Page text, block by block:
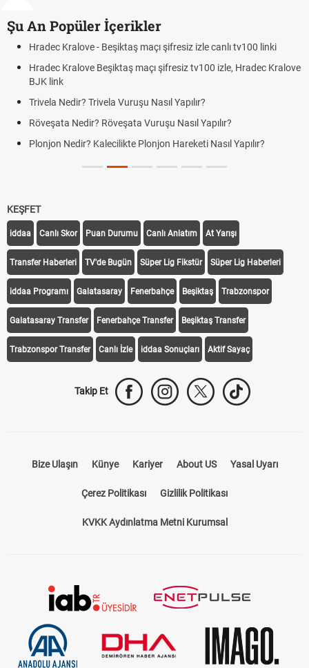
Şu An Popüler İçerikler
Hradec Kralove - Beşiktaş maçı şifresiz izle canlı tv100 linki
Hradec Kralove Beşiktaş maçı şifresiz tv100 izle, Hradec Kralove
BJK link
Trivela Nedir? Trivela Vuruşu Nasıl Yapılır?
Röveşata Nedir? Röveşata Vuruşu Nasıl Yapılır?
Plonjon Nedir? Kalecilikte Plonjon Hareketi Nasıl Yapılır?
KEŞFET
iddaa Canlı Skor Puan Durumu Canlı Anlatım At Yarışı
Transfer Haberleri TV'de Bugün Süper Lig Fikstür Süper Lig Haberleri
iddaa Programı Galatasaray Fenerbahçe Beşiktaş Trabzonspor
Galatasaray Transfer Fenerbahçe Transfer Beşiktaş Transfer
Trabzonspor Transfer Canlı İzle iddaa Sonuçları Aktif Sayaç
Takip Et
Bize Ulaşın Künye Kariyer About US Yasal Uyarı
Çerez Politikası Gizlilik Politikası
KVKK Aydınlatma Metni Kurumsal